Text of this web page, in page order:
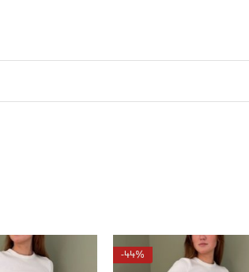
-44%